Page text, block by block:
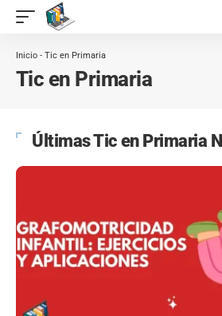
contenido
Inicio - Tic en Primaria
Tic en Primaria
Últimas Tic en Primaria